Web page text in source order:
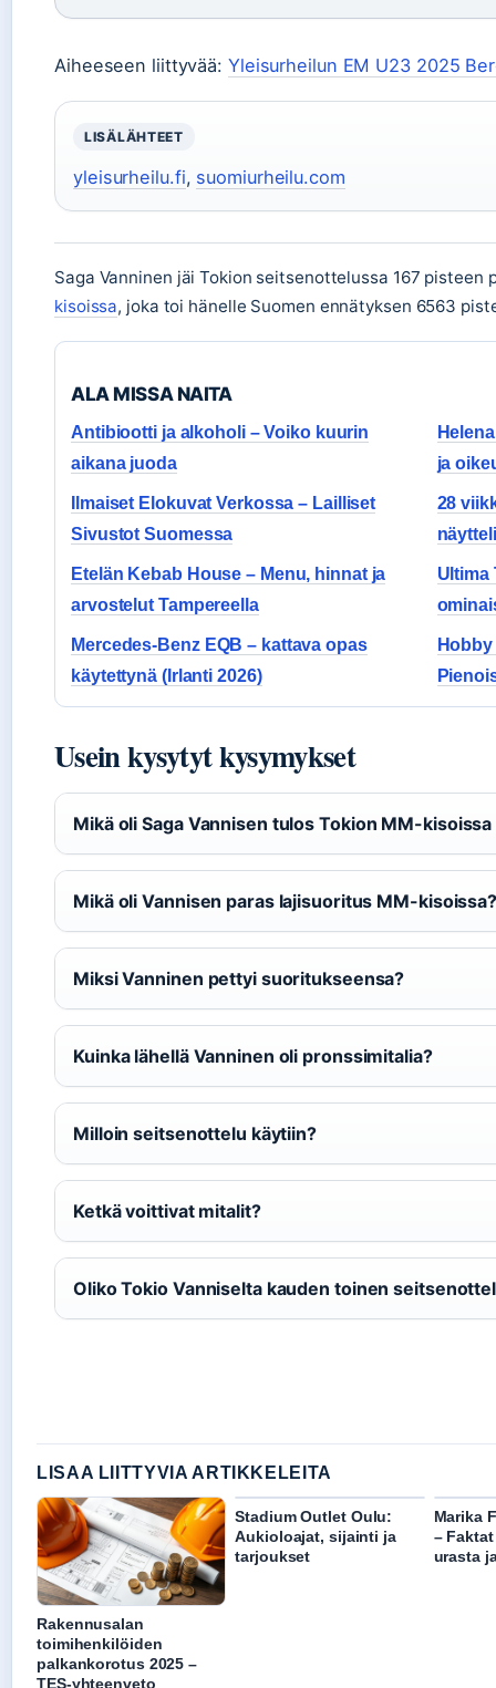
Aiheeseen liittyvää: Yleisurheilun EM U23 2025
LISÄLÄHTEET
yleisurheilu.fi, suomiurheilu.com
Saga Vanninen jäi Tokion seitsenottelussa 167 pisteen
kisoissa, joka toi hänelle Suomen ennätyksen 6563
ALA MISSA NAITA
Antibiootti ja alkoholi – Voiko kuurin
aikana juoda
ja
Ilmaiset Elokuvat Verkossa – Lailliset
Sivustot Suomessa
28
Etelän Kebab House – Menu, hinnat ja
arvostelut Tampereella
Ultima
Mercedes-Benz EQB – kattava opas
käytettynä (Irlanti 2026)
Hobby
Usein kysytyt kysymykset
Mikä oli Saga Vannisen tulos Tokion MM-
Mikä oli Vannisen paras lajisuoritus MM-
Miksi Vanninen pettyi suoritukseensa?
Kuinka lähellä Vanninen oli pronssimitalia?
Milloin seitsenottelu käytiin?
Ketkä voittivat mitalit?
Oliko Tokio Vanniselta kauden toinen
LISAA LIITTYVIA ARTIKKELEITA
Rakennusalan
toimihenkilöiden
palkankorotus 2025 –
TES-yhteenveto
Stadium Outlet Oulu:
Aukioloajat, sijainti ja
tarjoukset
Marika
–
urasta